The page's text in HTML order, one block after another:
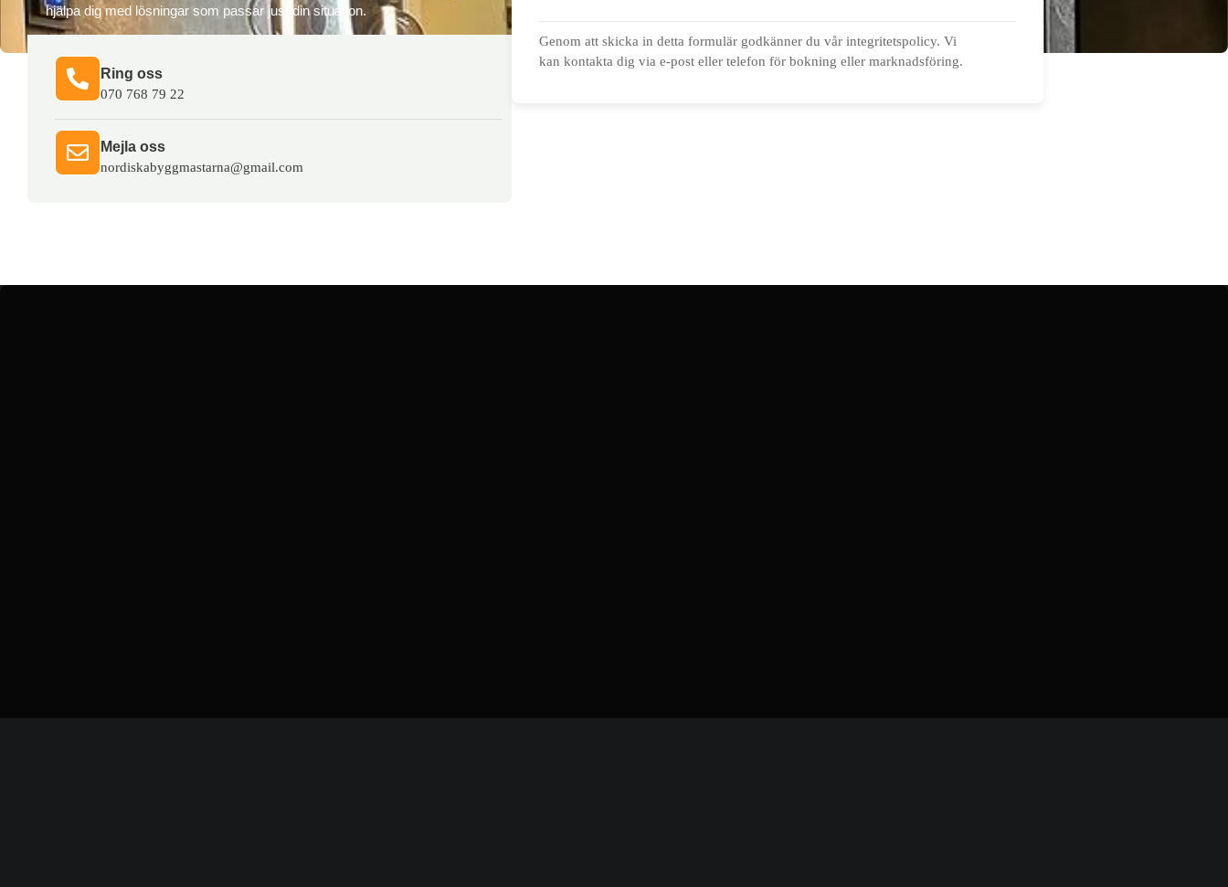
hjälpa dig med lösningar som passar just din situation.
Ring oss​
070 768 79 22
Mejla oss​
nordiskabyggmastarna@gmail.com
Genom att skicka in detta formulär godkänner du vår integritetspolicy. Vi
kan kontakta dig via e-post eller telefon för bokning eller marknadsföring.